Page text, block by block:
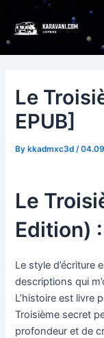
content
Le
EPUB]
Bykkadmxc3d /
Le
Edition)
Le style d’écriture
descriptions qui
L’histoire est livre
Troisième secret
profondeur et de
navigation